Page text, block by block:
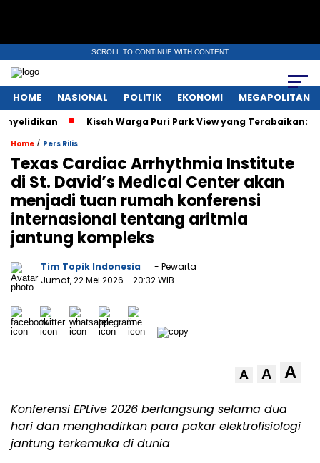
SCROLL TO CONTINUE WITH CONTENT
HOME NASIONAL POLITIK EKONOMI MEGAPOLITAN
Kisah Warga Puri Park View yang Terabaikan: Tak
Home / Pers Rilis
Texas Cardiac Arrhythmia Institute
di St. David’s Medical Center akan
menjadi tuan rumah konferensi
internasional tentang aritmia
jantung kompleks
Tim Topik Indonesia
- Pewarta
Jumat, 22 Mei 2026 - 20:32 WIB
A A A
Konferensi EPLive 2026 berlangsung selama dua
hari dan menghadirkan para pakar elektrofisiologi
jantung terkemuka di dunia